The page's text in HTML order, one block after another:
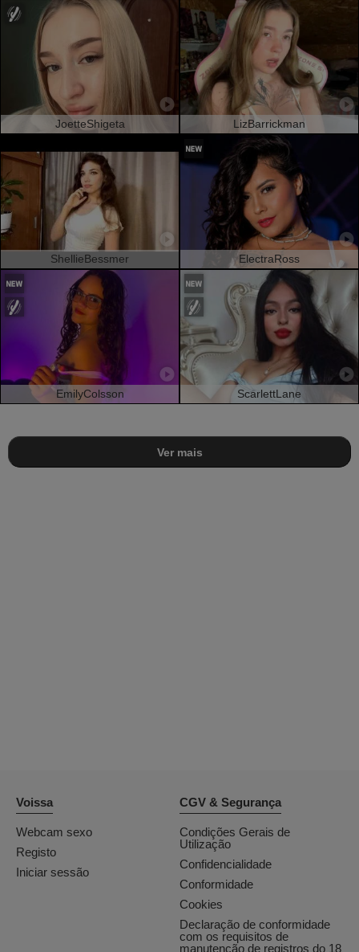
JoetteShigeta LizBarrickman
ShellieBessmer ElectraRoss
EmilyColsson ScarlettLane
Ver mais
Voissa
Webcam sexo
Registo
Iniciar sessão
CGV & Segurança
Condições Gerais de
Utilização
Confidencialidade
Conformidade
Cookies
Declaração de conformidade
com os requisitos de
manutenção de registros do 18